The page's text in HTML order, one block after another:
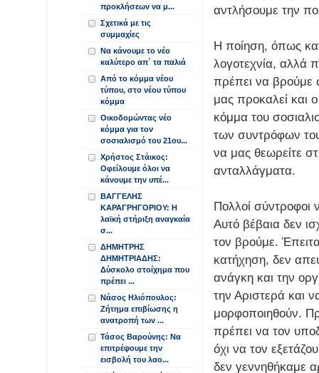
αντλήσουμε την
Η ποίηση, όπως
λογοτεχνία, αλλά
πρέπει να βρούμε
μας προκαλεί και
κόμμα του
των συντρόφων
να μας θεωρείτε
ανταλλάγματα.
Πολλοί σύντροφοι
Αυτό βέβαια δεν
τον βρούμε.
κατήχηση, δεν
ανάγκη και την
την Αριστερά και
μορφοποιηθούν.
πρέπει να τον
όχι να τον
δεν γεννηθήκαμε
προκλήσεων να μ...
Σχετικά με τις
συμμαχίες
Να κάνουμε το νέο
καλύτερο απ΄ τα παλιά
Από το κόμμα νέου
τύπου, στο νέου τύπου
κόμμα
Οικοδομώντας νέο
κόμμα για τον
σοσιαλισμό του 21ου...
Χρήστος Στάικος:
Οφείλουμε όλοι να
κάνουμε την υπέ...
ΒΑΓΓΕΛΗΣ
ΚΑΡΑΓΡΗΓΟΡΙΟΥ: Η
λαϊκή στήριξη αναγκαία
σ...
ΔΗΜΗΤΡΗΣ
ΔΗΜΗΤΡΙΑΔΗΣ:
Δύσκολο στοίχημα που
πρέπει ...
Νάσος Ηλιόπουλος:
Ζήτημα επιβίωσης η
ανατροπή των ...
Τάσος Βαρούνης: Να
επιτρέψουμε την
εισβολή του λαο...